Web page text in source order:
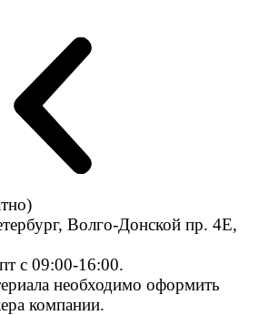
Волго-Донской пр. 4E,
с 09:00-16:00.
необходимо оформить
компании.